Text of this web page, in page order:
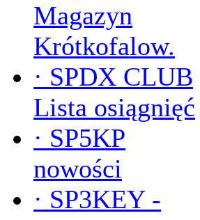
Magazyn
Krótkofalow.
· SPDX CLUB
Lista osiągnięć
· SP5KP
nowości
· SP3KEY -